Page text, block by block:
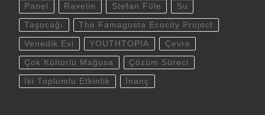
Panel Ravelin Stefan Füle Su
Taşocağı The Famagusta Ecocity Project
Venedik Evi YOUTHTOPIA Çevre
Çok Kültürlü Mağusa Çözüm Süreci
İki Toplumlu Etkinlik İnanç